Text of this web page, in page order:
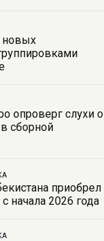
новых
опроверг слухи о
сборной
приобрел
начала 2026 года